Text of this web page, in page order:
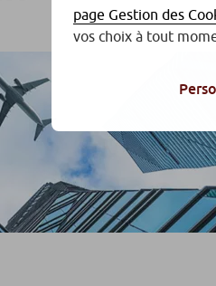
page Gestion des
vos choix à tout